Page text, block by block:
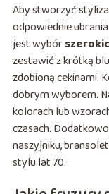
Aby stworzyć
odpowiednie
jest wybór
zestawić z krótką
zdobioną cekinami.
dobrym wyborem.
kolorach lub
czasach.
naszyjniku,
stylu lat 70.